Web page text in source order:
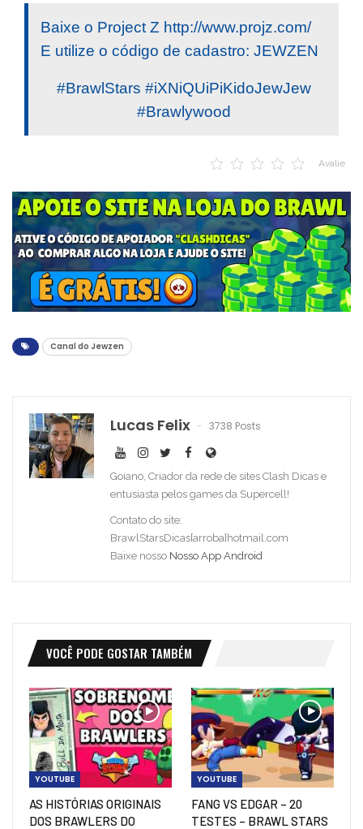
Baixe o Project Z http://www.projz.com/
E utilize o código de cadastro: JEWZEN
#BrawlStars #iXNiQUiPiKidoJewJew
#Brawlywood
Avalie
Canal do Jewzen
Lucas Felix 3738 Posts
Goiano, Criador da rede de sites Clash Dicas e
entusiasta pelos games da Supercell!
Contato do site:
BrawlStarsDicas[arroba]hotmail.com
Baixe nosso Nosso App Android
VOCÊ PODE GOSTAR TAMBÉM
YOUTUBE
AS HISTÓRIAS ORIGINAIS
DOS BRAWLERS DO
YOUTUBE
FANG VS EDGAR – 20
TESTES – BRAWL STARS